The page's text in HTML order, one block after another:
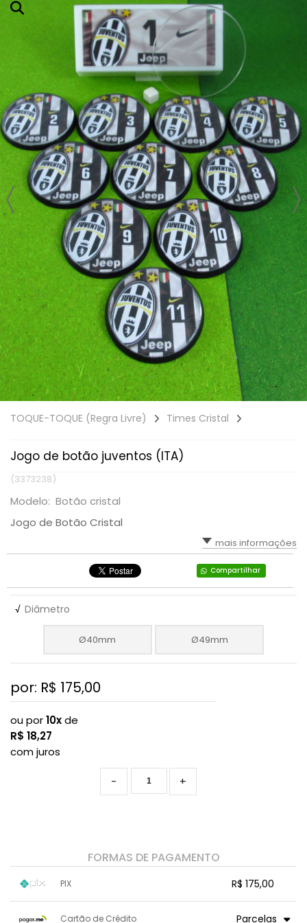
TOQUE-TOQUE (Regra Livre) Times Cristal
Jogo de botão juventos (ITA)
(3373238)
Modelo: Botão cristal
Jogo de Botão Cristal
mais informações
Compartilhar
√ Diâmetro
Ø40mm Ø49mm
por: R$ 175,00
ou por10xde
R$ 18,27
com juros
+
-
FORMAS DE PAGAMENTO
PIX R$ 175,00
Cartão de Crédito Parcelas